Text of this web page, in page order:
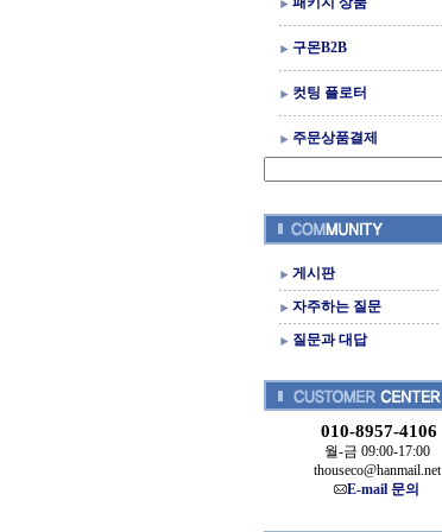
구몬B2B
컷팅 플로터
주문상품결제
게시판
자주하는 질문
질문과 대답
010-8957-4106
월-금 09:00-17:00
thouseco@hanmail.net
E-mail 문의